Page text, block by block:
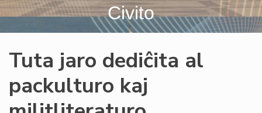
Civito
Tuta jaro dediĉita al
packulturo kaj